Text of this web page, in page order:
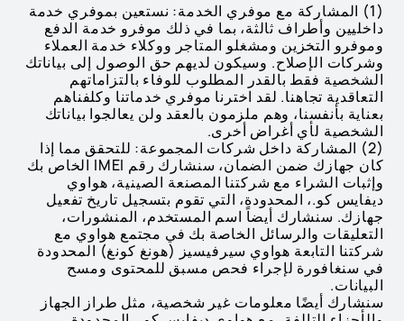
(1) المشاركة مع موفري الخدمة: نستعين بموفري خدمة
داخليين وأطراف ثالثة، بما في ذلك موفرو خدمة الدفع
وموفرو التخزين ومشغلو المتاجر ووكلاء خدمة العملاء
وشركات الإصلاح. وسيكون لديهم حق الوصول إلى بياناتك
الشخصية فقط بالقدر المطلوب للوفاء بالتزاماتهم
التعاقدية تجاهنا. لقد اخترنا موفري خدماتنا وكلفناهم
بعناية بأنفسنا، وهم ملزمون بالعقد ولن يعالجوا بياناتك
الشخصية لأي أغراض أخرى.
(2) المشاركة داخل شركات المجموعة: للتحقق مما إذا
كان جهازك ضمن الضمان، سنشارك رقم IMEI الخاص بك
وإثبات الشراء مع شركتنا المصنعة الصينية، هواوي
ديفايس كو.، المحدودة، التي تقوم بتسجيل تاريخ تفعيل
جهازك. سنشارك أيضاً اسم المستخدم، المنشورات،
التعليقات والرسائل الخاصة بك في مجتمع هواوي مع
شركتنا التابعة هواوي سيرفيسيز (هونغ كونغ) المحدودة
في سنغافورة لإجراء فحص مسبق للمحتوى ومسح
البيانات.
سنشارك أيضًا معلومات غير شخصية، مثل طراز الجهاز